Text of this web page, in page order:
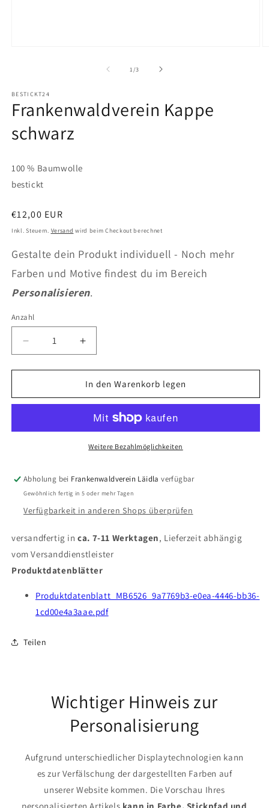
1 /von
3
BESTICKT24
Frankenwaldverein Kappe
schwarz
100 % Baumwolle
bestickt
Normaler
Preis
€12,00 EUR
Inkl. Steuern. Versand wird beim Checkout berechnet
Gestalte dein Produkt individuell - Noch mehr
Farben und Motive findest du im Bereich
Personalisieren.
Anzahl
Anzahl
Verringere
die
Menge
Frankenwaldverein
Erhöhe
die
Menge
für
Frankenwaldverein
schwarz
In den Warenkorb legen
Weitere Bezahlmöglichkeiten
Abholung bei Frankenwaldverein Läidla verfügbar
Gewöhnlich fertig in 5 oder mehr Tagen
Verfügbarkeit in anderen Shops überprüfen
versandfertig inca. 7-11 Werktagen, Lieferzeit abhängig
vom Versanddienstleister
Produktdatenblätter
Produktdatenblatt_MB6526_9a7769b3-e0ea-4446-bb36-
1cd00e4a3aae.pdf
Teilen
Wichtiger Hinweis zur
Personalisierung
Aufgrund unterschiedlicher Displaytechnologien kann
es zur Verfälschung der dargestellten Farben auf
unserer Website kommen. Die Vorschau Ihres